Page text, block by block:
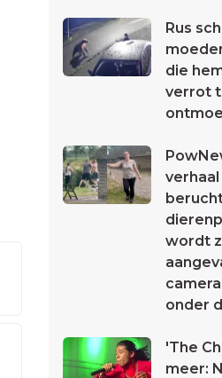
Rus
die
verrot
verhaal
wordt
onder
'The
meer: